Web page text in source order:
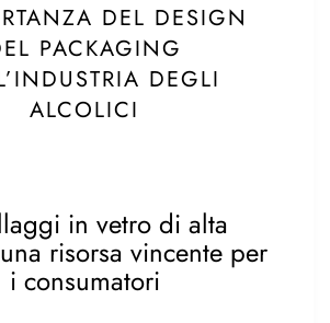
DEL DESIGN
PACKAGING
DEGLI
ALCOLICI
in vetro di alta
risorsa vincente per
i consumatori